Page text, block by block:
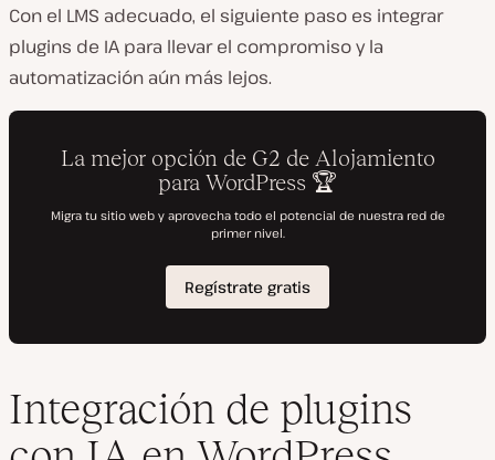
Con el LMS adecuado, el siguiente paso es integrar
plugins de IA para llevar el compromiso y la
automatización aún más lejos.
Integración de plugins